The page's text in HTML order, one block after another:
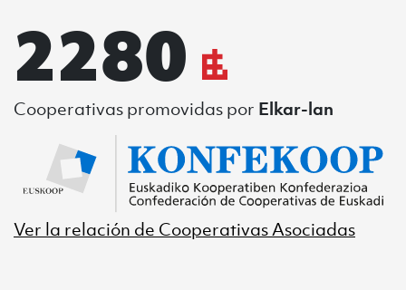
2280
Cooperativas promovidas por Elkar-lan
Ver la relación de Cooperativas Asociadas